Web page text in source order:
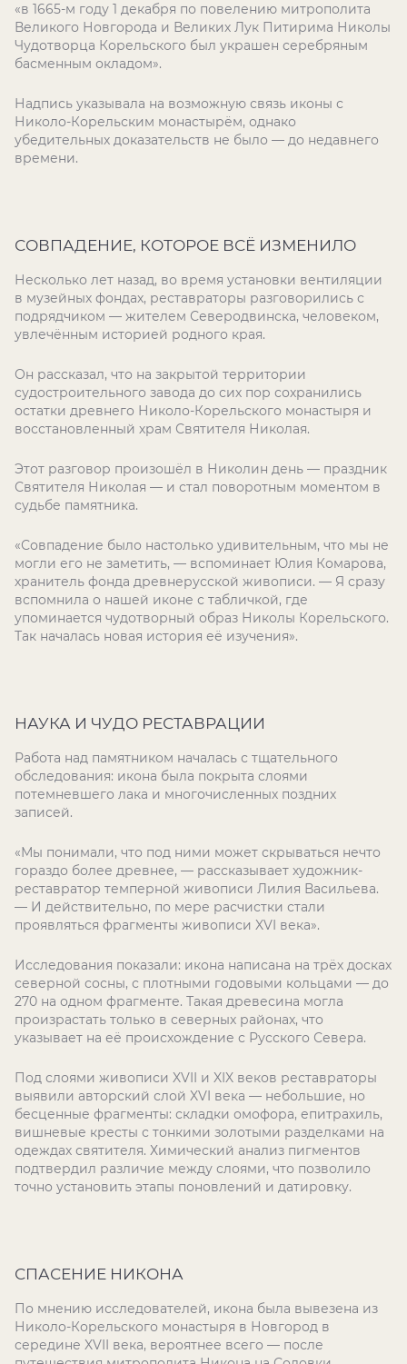
«в 1665-м году 1 декабря по повелению митрополита
Великого Новгорода и Великих Лук Питирима Николы
Чудотворца Корельского был украшен серебряным
басменным окладом».
Надпись указывала на возможную связь иконы с
Николо-Корельским монастырём, однако
убедительных доказательств не было — до недавнего
времени.
СОВПАДЕНИЕ, КОТОРОЕ ВСЁ ИЗМЕНИЛО
Несколько лет назад, во время установки вентиляции
в музейных фондах, реставраторы разговорились с
подрядчиком — жителем Северодвинска, человеком,
увлечённым историей родного края.
Он рассказал, что на закрытой территории
судостроительного завода до сих пор сохранились
остатки древнего Николо-Корельского монастыря и
восстановленный храм Святителя Николая.
Этот разговор произошёл в Николин день — праздник
Святителя Николая — и стал поворотным моментом в
судьбе памятника.
«Совпадение было настолько удивительным, что мы не
могли его не заметить, — вспоминает Юлия Комарова,
хранитель фонда древнерусской живописи. — Я сразу
вспомнила о нашей иконе с табличкой, где
упоминается чудотворный образ Николы Корельского.
Так началась новая история её изучения».
НАУКА И ЧУДО РЕСТАВРАЦИИ
Работа над памятником началась с тщательного
обследования: икона была покрыта слоями
потемневшего лака и многочисленных поздних
записей.
«Мы понимали, что под ними может скрываться нечто
гораздо более древнее, — рассказывает художник-
реставратор темперной живописи Лилия Васильева.
— И действительно, по мере расчистки стали
проявляться фрагменты живописи XVI века».
Исследования показали: икона написана на трёх досках
северной сосны, с плотными годовыми кольцами — до
270 на одном фрагменте. Такая древесина могла
произрастать только в северных районах, что
указывает на её происхождение с Русского Севера.
Под слоями живописи XVII и XIX веков реставраторы
выявили авторский слой XVI века — небольшие, но
бесценные фрагменты: складки омофора, епитрахиль,
вишневые кресты с тонкими золотыми разделками на
одеждах святителя. Химический анализ пигментов
подтвердил различие между слоями, что позволило
точно установить этапы поновлений и датировку.
СПАСЕНИЕ НИКОНА
По мнению исследователей, икона была вывезена из
Николо-Корельского монастыря в Новгород в
середине XVII века, вероятнее всего — после